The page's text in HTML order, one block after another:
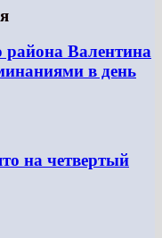
Валентина
в день
на четвертый